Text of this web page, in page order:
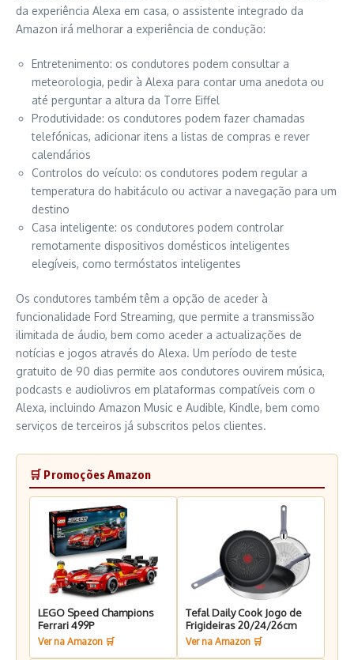
da experiência Alexa em casa, o assistente integrado da
Amazon irá melhorar a experiência de condução:
Entretenimento: os condutores podem consultar a
meteorologia, pedir à Alexa para contar uma anedota ou
até perguntar a altura da Torre Eiffel
Produtividade: os condutores podem fazer chamadas
telefónicas, adicionar itens a listas de compras e rever
calendários
Controlos do veículo: os condutores podem regular a
temperatura do habitáculo ou activar a navegação para um
destino
Casa inteligente: os condutores podem controlar
remotamente dispositivos domésticos inteligentes
elegíveis, como termóstatos inteligentes
Os condutores também têm a opção de aceder à
funcionalidade Ford Streaming, que permite a transmissão
ilimitada de áudio, bem como aceder a actualizações de
notícias e jogos através do Alexa. Um período de teste
gratuito de 90 dias permite aos condutores ouvirem música,
podcasts e audiolivros em plataformas compatíveis com o
Alexa, incluindo Amazon Music e Audible, Kindle, bem como
serviços de terceiros já subscritos pelos clientes.
🛒 Promoções Amazon
LEGO Speed Champions
Ferrari 499P
Ver na Amazon 🛒
Tefal Daily Cook Jogo de
Frigideiras 20/24/26cm
Ver na Amazon 🛒